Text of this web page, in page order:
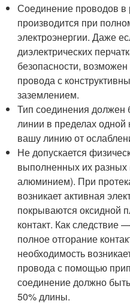
Соединение проводов в
производится при
электроэнергии. Даже
диэлектрических
безопасности,
провода с
заземлением.
Тип соединения
линии в пределах одной
вашу линию от
Не допускается
выполненных их
алюминием). При
возникает активная
покрываются оксидной
контакт. Как следствие
полное отгорание
необходимость
провода с помощью
соединение должно
50% длины.